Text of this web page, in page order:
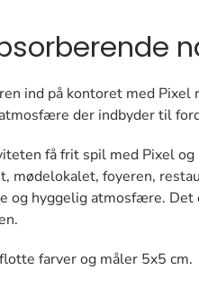
ind på kontoret med
der indbyder til
få frit spil med Pixel
mødelokalet, foyeren,
og hyggelig atmosfære.
farver og måler 5x5 cm.